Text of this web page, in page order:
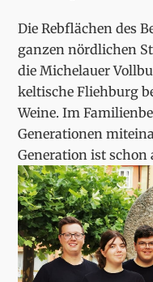
Die Rebflächen des
ganzen nördlichen
die Michelauer
keltische Fliehburg
Weine. Im
Generationen
Generation ist schon